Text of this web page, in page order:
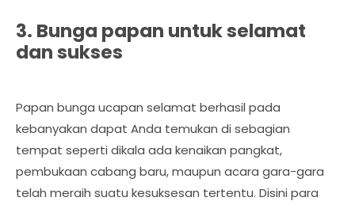
3. Bunga papan untuk selamat
dan sukses
Papan bunga ucapan selamat berhasil pada
kebanyakan dapat Anda temukan di sebagian
tempat seperti dikala ada kenaikan pangkat,
pembukaan cabang baru, maupun acara gara-gara
telah meraih suatu kesuksesan tertentu. Disini para